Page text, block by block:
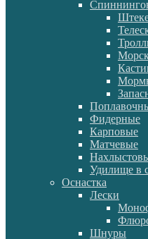
Фидерные
Карповые
Матчевые
Удилище в
Оснастка
Лески
Шнуры